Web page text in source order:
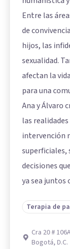
Entre las
de
hijos, las
sexualidad.
afectan la
para una
Ana y Álvaro
las
intervención
superficiales,
decisiones
ya sea juntos
Terapia de
Cra 20 #
Bogotá, D.C.